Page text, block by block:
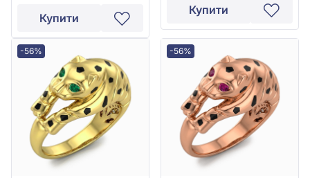
Купити
Купити
-56% -56%